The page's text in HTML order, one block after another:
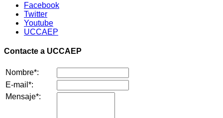
Facebook
Twitter
Youtube
UCCAEP
Contacte a UCCAEP
Nombre*:
E-mail*:
Mensaje*: